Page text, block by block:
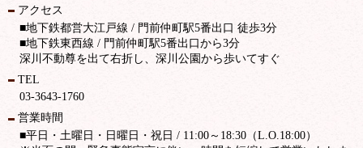
アクセス
■地下鉄都営大江戸線 / 門前仲町駅5番出口 徒歩3分
■地下鉄東西線 / 門前仲町駅5番出口から3分
深川不動尊を出て右折し、深川公園から歩いてすぐ
TEL
03-3643-1760
営業時間
■平日・土曜日・日曜日・祝日 / 11:00～18:30（L.O.18:00）